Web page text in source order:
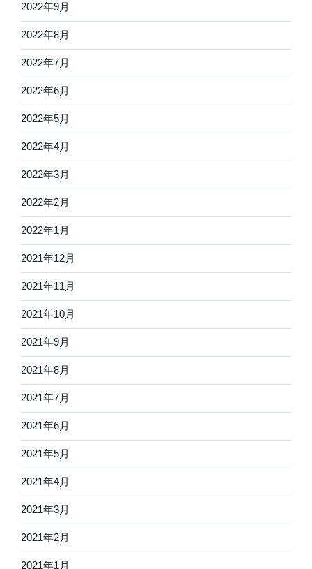
2022年9月
2022年8月
2022年7月
2022年6月
2022年5月
2022年4月
2022年3月
2022年2月
2022年1月
2021年12月
2021年11月
2021年10月
2021年9月
2021年8月
2021年7月
2021年6月
2021年5月
2021年4月
2021年3月
2021年2月
2021年1月